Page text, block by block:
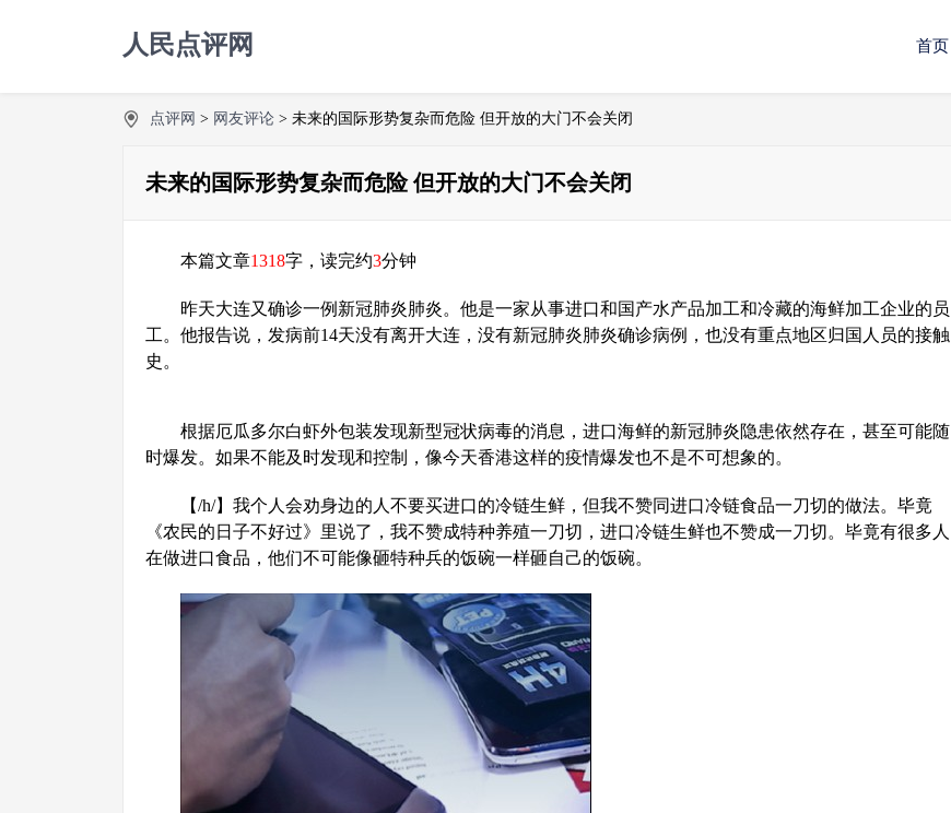
人民点评网 首页
点评网 > 网友评论 > 未来的国际形势复杂而危险 但开放的大门不会关闭
未来的国际形势复杂而危险 但开放的大门不会关闭
本篇文章1318字，读完约3分钟
昨天大连又确诊一例新冠肺炎肺炎。他是一家从事进口和国产水产品加工和冷藏的海鲜加工企业的员
工。他报告说，发病前14天没有离开大连，没有新冠肺炎肺炎确诊病例，也没有重点地区归国人员的接触
史。
根据厄瓜多尔白虾外包装发现新型冠状病毒的消息，进口海鲜的新冠肺炎隐患依然存在，甚至可能随
时爆发。如果不能及时发现和控制，像今天香港这样的疫情爆发也不是不可想象的。
【/h/】我个人会劝身边的人不要买进口的冷链生鲜，但我不赞同进口冷链食品一刀切的做法。毕竟
《农民的日子不好过》里说了，我不赞成特种养殖一刀切，进口冷链生鲜也不赞成一刀切。毕竟有很多人
在做进口食品，他们不可能像砸特种兵的饭碗一样砸自己的饭碗。